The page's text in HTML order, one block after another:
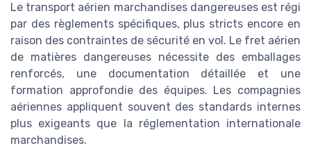
Le transport aérien marchandises dangereuses est régi
par des règlements spécifiques, plus stricts encore en
raison des contraintes de sécurité en vol. Le fret aérien
de matières dangereuses nécessite des emballages
renforcés, une documentation détaillée et une
formation approfondie des équipes. Les compagnies
aériennes appliquent souvent des standards internes
plus exigeants que la réglementation internationale
marchandises.